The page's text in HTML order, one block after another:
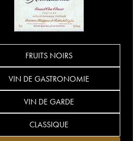
FRUITS NOIRS
VIN DE GASTRONOMIE
VIN DE GARDE
CLASSIQUE